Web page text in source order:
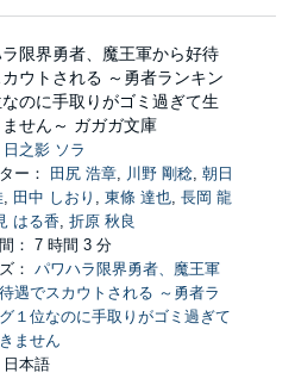
限界勇者、魔王軍から好待
ウトされる ～勇者ランキン
のに手取りがゴミ過ぎて生
せん～ ガガガ文庫
日之影 ソラ
ー：
田尻 浩章, 川野 剛稔, 朝日
, 田中 しおり , 東條 達也, 長岡 龍
はる香, 折原 秋良
： 7 時間 3 分
： パワハラ限界勇者、魔王軍
遇でスカウトされる ～勇者ラ
１位なのに手取りがゴミ過ぎて
ません
本語